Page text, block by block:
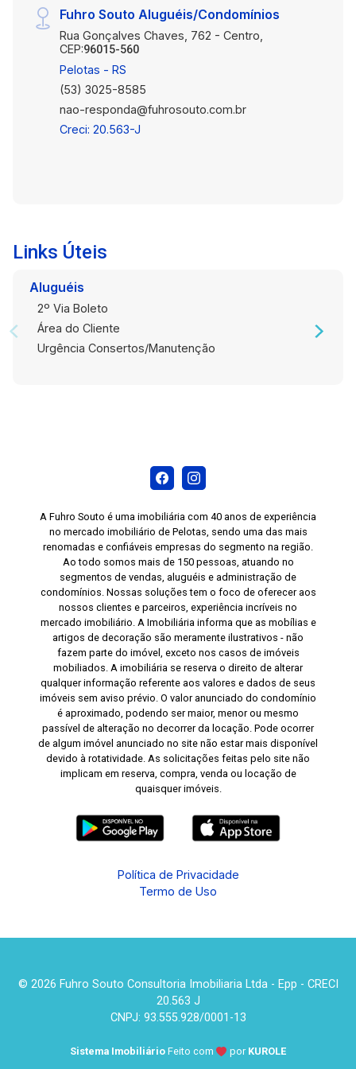
acesso a diversos pontos da cidade. Uma ótima
opção para estudantes, casais ou para quem
busca o primeiro imóvel com conforto e
praticidade. Agende uma visita e venha
conhecer este imóvel de perto. Ele pode ser
exatamente o que você procura.
Fuhro Souto Aluguéis/Condomínios
Rua Gonçalves Chaves, 762 - Centro,
CEP:96015-560
Pelotas - RS
(53) 3025-8585
nao-responda@fuhrosouto.com.br
Creci: 20.563-J
Links Úteis
Aluguéis
2º Via Boleto
Área do Cliente
Urgência Consertos/Manutenção
A Fuhro Souto é uma imobiliária com 40 anos de experiência
no mercado imobiliário de Pelotas, sendo uma das mais
renomadas e confiáveis empresas do segmento na região.
Ao todo somos mais de 150 pessoas, atuando no
segmentos de vendas, aluguéis e administração de
condomínios. Nossas soluções tem o foco de oferecer aos
nossos clientes e parceiros, experiência incríveis no
mercado imobiliário. A Imobiliária informa que as mobílias e
artigos de decoração são meramente ilustrativos - não
fazem parte do imóvel, exceto nos casos de imóveis
mobiliados. A imobiliária se reserva o direito de alterar
qualquer informação referente aos valores e dados de seus
imóveis sem aviso prévio. O valor anunciado do condomínio
é aproximado, podendo ser maior, menor ou mesmo
passível de alteração no decorrer da locação. Pode ocorrer
de algum imóvel anunciado no site não estar mais disponível
devido à rotatividade. As solicitações feitas pelo site não
implicam em reserva, compra, venda ou locação de
quaisquer imóveis.
Política de Privacidade
Termo de Uso
© 2026 Fuhro Souto Consultoria Imobiliaria Ltda - Epp - CRECI
20.563 J
CNPJ: 93.555.928/0001-13
Sistema Imobiliário Feito com por KUROLE